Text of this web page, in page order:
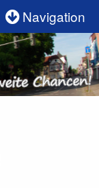
Navigation